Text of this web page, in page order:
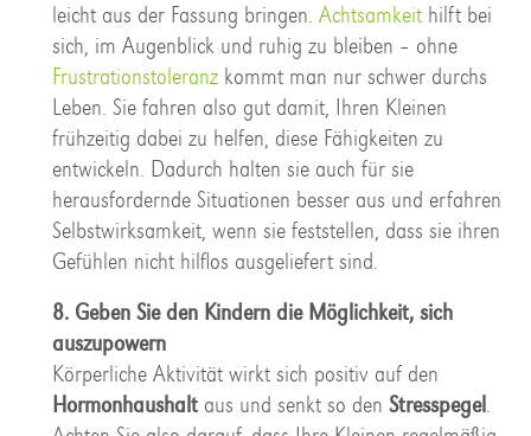
leicht aus der Fassung bringen. Achtsamkeithilft bei
sich, im Augenblick und ruhig zu bleiben – ohne
Frustrationstoleranzkommt man nur schwer durchs
Leben. Sie fahren also gut damit, Ihren Kleinen
frühzeitig dabei zu helfen, diese Fähigkeiten zu
entwickeln. Dadurch halten sie auch für sie
herausfordernde Situationen besser aus und erfahren
Selbstwirksamkeit, wenn sie feststellen, dass sie ihren
Gefühlen nicht hilflos ausgeliefert sind.
8. Geben Sie den Kindern die Möglichkeit, sich
auszupowern
Körperliche Aktivität wirkt sich positiv auf den
Hormonhaushaltaus und senkt so den Stresspegel.